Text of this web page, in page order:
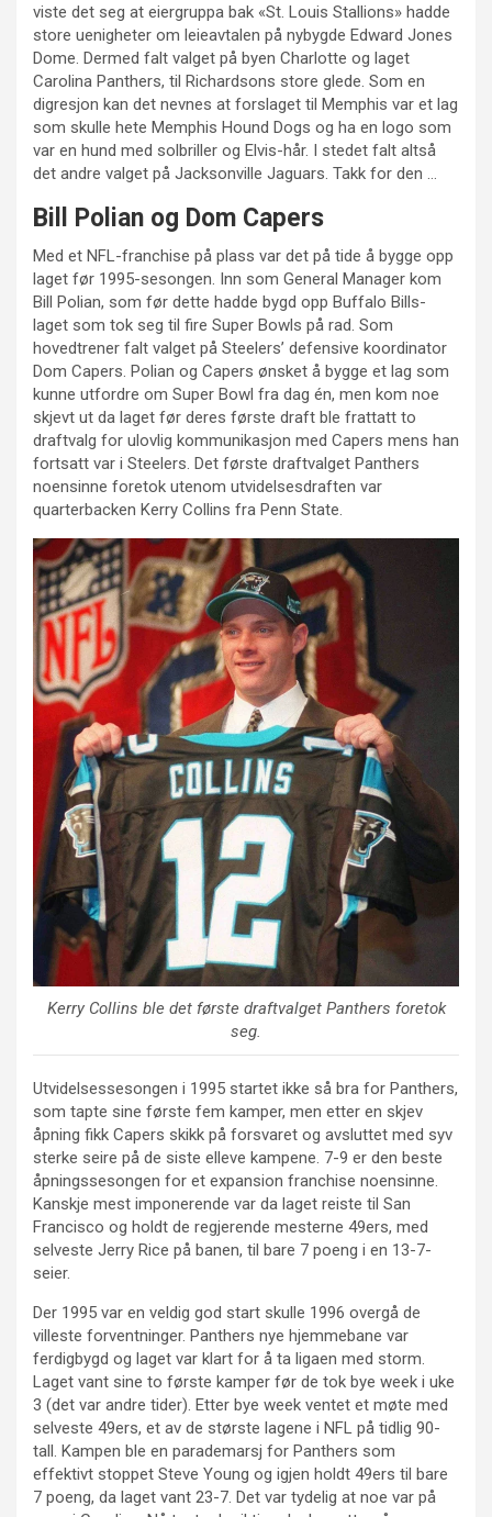
viste det seg at eiergruppa bak «St. Louis Stallions» hadde
store uenigheter om leieavtalen på nybygde Edward Jones
Dome. Dermed falt valget på byen Charlotte og laget
Carolina Panthers, til Richardsons store glede. Som en
digresjon kan det nevnes at forslaget til Memphis var et lag
som skulle hete Memphis Hound Dogs og ha en logo som
var en hund med solbriller og Elvis-hår. I stedet falt altså
det andre valget på Jacksonville Jaguars. Takk for den …
Bill Polian og Dom Capers
Med et NFL-franchise på plass var det på tide å bygge opp
laget før 1995-sesongen. Inn som General Manager kom
Bill Polian, som før dette hadde bygd opp Buffalo Bills-
laget som tok seg til fire Super Bowls på rad. Som
hovedtrener falt valget på Steelers’ defensive koordinator
Dom Capers. Polian og Capers ønsket å bygge et lag som
kunne utfordre om Super Bowl fra dag én, men kom noe
skjevt ut da laget før deres første draft ble frattatt to
draftvalg for ulovlig kommunikasjon med Capers mens han
fortsatt var i Steelers. Det første draftvalget Panthers
noensinne foretok utenom utvidelsesdraften var
quarterbacken Kerry Collins fra Penn State.
Kerry Collins ble det første draftvalget Panthers foretok
seg.
Utvidelsessesongen i 1995 startet ikke så bra for Panthers,
som tapte sine første fem kamper, men etter en skjev
åpning fikk Capers skikk på forsvaret og avsluttet med syv
sterke seire på de siste elleve kampene. 7-9 er den beste
åpningssesongen for et expansion franchise noensinne.
Kanskje mest imponerende var da laget reiste til San
Francisco og holdt de regjerende mesterne 49ers, med
selveste Jerry Rice på banen, til bare 7 poeng i en 13-7-
seier.
Der 1995 var en veldig god start skulle 1996 overgå de
villeste forventninger. Panthers nye hjemmebane var
ferdigbygd og laget var klart for å ta ligaen med storm.
Laget vant sine to første kamper før de tok bye week i uke
3 (det var andre tider). Etter bye week ventet et møte med
selveste 49ers, et av de største lagene i NFL på tidlig 90-
tall. Kampen ble en parademarsj for Panthers som
effektivt stoppet Steve Young og igjen holdt 49ers til bare
7 poeng, da laget vant 23-7. Det var tydelig at noe var på